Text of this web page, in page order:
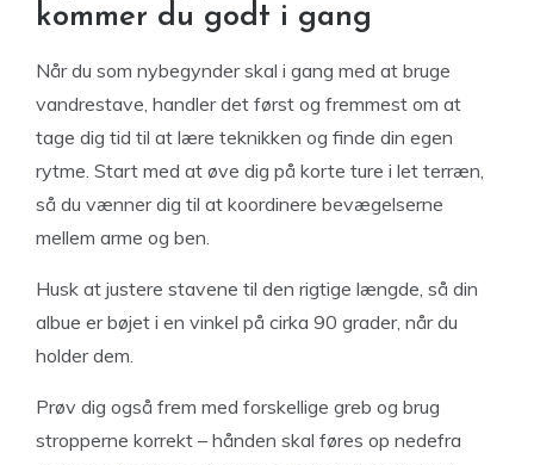
kommer du godt i gang
Når du som nybegynder skal i gang med at bruge
vandrestave, handler det først og fremmest om at
tage dig tid til at lære teknikken og finde din egen
rytme. Start med at øve dig på korte ture i let terræn,
så du vænner dig til at koordinere bevægelserne
mellem arme og ben.
Husk at justere stavene til den rigtige længde, så din
albue er bøjet i en vinkel på cirka 90 grader, når du
holder dem.
Prøv dig også frem med forskellige greb og brug
stropperne korrekt – hånden skal føres op nedefra